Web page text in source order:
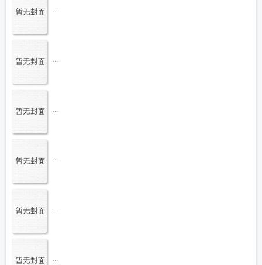
...
...
...
...
...
...